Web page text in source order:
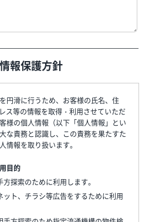
報保護方針
円滑に行うため、お客様の氏名、住
ス等の情報を取得・利用させていただ
様の個人情報（以下「個人情報」とい
な責務と認識し、この責務を果たすた
情報を取り扱います。
目的
探索のために利用します。
ット、チラシ等広告をするために利用